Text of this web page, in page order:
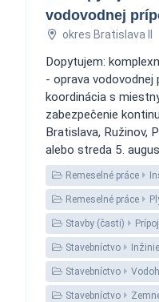
vodovodnej
okres Bratislava II
Dopytujem:
- oprava vodovodnej
koordinácia s
zabezpečenie
Bratislava, Ružinov,
alebo streda 5.
Remeselné práce
Remeselné práce
Stavby (časti)
Stavebníctvo
Stavebníctvo
Stavebníctvo